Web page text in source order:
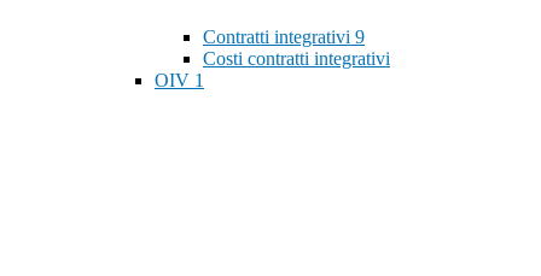
Contratti integrativi 9
Costi contratti integrativi
OIV 1